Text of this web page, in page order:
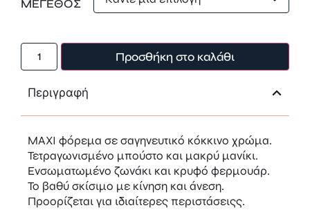
ΜΕΓΕΘΟΣ
Προσθήκη στο καλάθι
Περιγραφή
ΜΑΧΙ φόρεμα σε σαγηνευτικό κόκκινο χρώμα.
Τετραγωνισμένο μπούστο και μακρύ μανίκι.
Ενσωματωμένο ζωνάκι και κρυφό φερμουάρ.
Το βαθύ σκίσιμο με κίνηση και άνεση.
Προορίζεται για ιδιαίτερες περιστάσειςς.